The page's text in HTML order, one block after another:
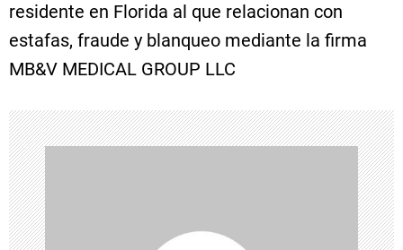
g
a
c
i
ó
n
residente en Florida al que relacionan con
estafas, fraude y blanqueo mediante la firma
MB&V MEDICAL GROUP LLC